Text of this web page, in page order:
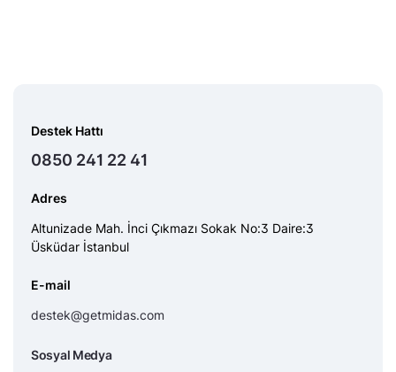
Destek Hattı
0850 241 22 41
Adres
Altunizade Mah. İnci Çıkmazı Sokak No:3 Daire:3
Üsküdar İstanbul
E-mail
destek@getmidas.com
Sosyal Medya